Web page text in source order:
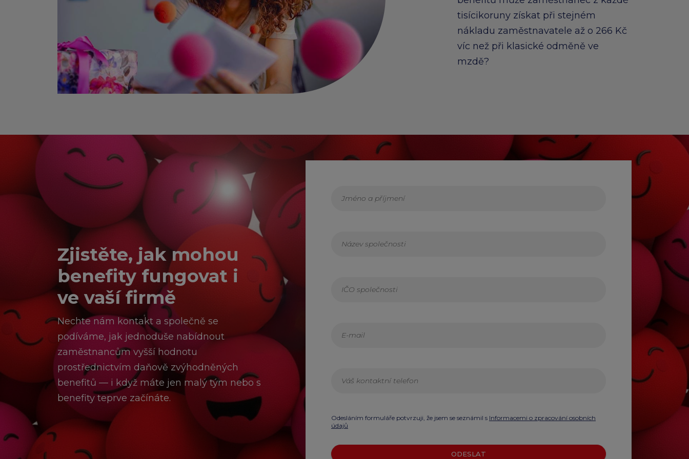
Edenred Benefity Premium
Návod k přihlášení
arrow_forward
tisícikoruny získat při stejném
nákladu zaměstnavatele až o 266 Kč
víc než při klasické odměně ve
mzdě?
Zjistěte, jak mohou
benefity fungovat i
ve vaší firmě
Nechte nám kontakt a společně se
podíváme, jak jednoduše nabídnout
zaměstnancům vyšší hodnotu
prostřednictvím daňově zvýhodněných
benefitů — i když máte jen malý tým nebo s
benefity teprve začínáte.
Odesláním formuláře potvrzuji, že jsem se seznámil s Informacemi o zpracování osobních
údajů
ODESLAT